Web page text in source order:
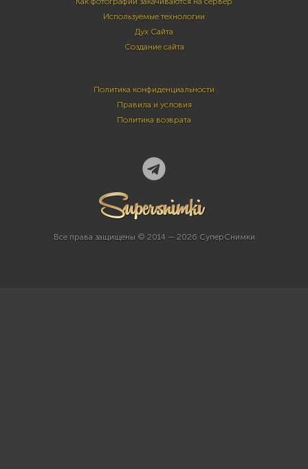
Используемые технологии
Дух Сайта
Создание сайта
Политика конфиденциальности
Правила и условия
Политика возврата
Все права защищены © 2014 — 2026 СуперСнимки